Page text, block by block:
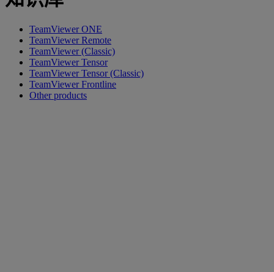
TeamViewer ONE
TeamViewer Remote
TeamViewer (Classic)
TeamViewer Tensor
TeamViewer Tensor (Classic)
TeamViewer Frontline
Other products